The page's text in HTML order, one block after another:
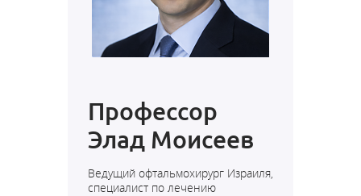
Профессор
Элад Моисеев
Ведущий офтальмохирург Израиля,
специалист по лечению